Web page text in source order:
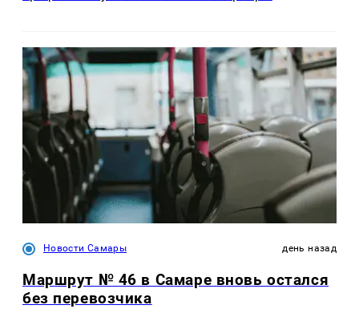
Новости Самары день назад
Маршрут № 46 в Самаре вновь остался
без перевозчика